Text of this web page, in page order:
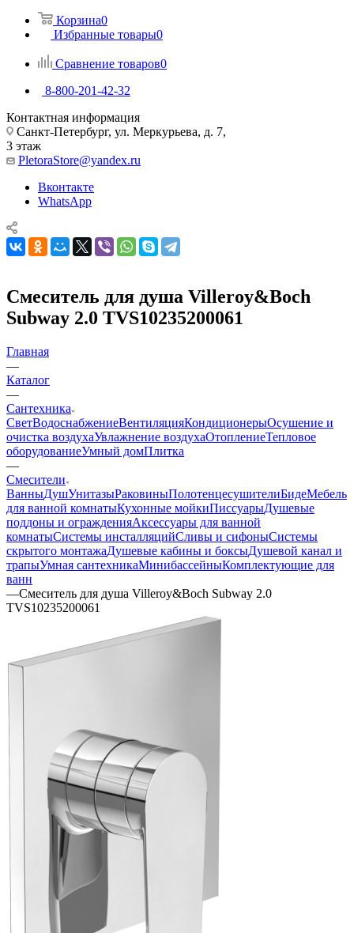
Корзина0
Избранные товары0
Сравнение товаров0
8-800-201-42-32
Контактная информация
Санкт-Петербург, ул. Меркурьева, д. 7,
3 этаж
PletoraStore@yandex.ru
Вконтакте
WhatsApp
Смеситель для душа Villeroy&Boch
Subway 2.0 TVS10235200061
Главная
—
Каталог
—
Сантехника
СветВодоснабжениеВентиляцияКондиционерыОсушение и
очистка воздухаУвлажнение воздухаОтоплениеТепловое
оборудованиеУмный домПлитка
—
Смесители
ВанныДушУнитазыРаковиныПолотенцесушителиБидеМебель
для ванной комнатыКухонные мойкиПиссуарыДушевые
поддоны и огражденияАксессуары для ванной
комнатыСистемы инсталляцийСливы и сифоныСистемы
скрытого монтажаДушевые кабины и боксыДушевой канал и
трапыУмная сантехникаМинибассейныКомплектующие для
ванн
—Смеситель для душа Villeroy&Boch Subway 2.0
TVS10235200061